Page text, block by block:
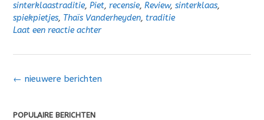
sinterklaastraditie, Piet, recensie, Review, sinterklaas,
spiekpietjes, Thaïs Vanderheyden, traditie
Laat een reactie achter
Berichten
← nieuwere berichten
POPULAIRE BERICHTEN